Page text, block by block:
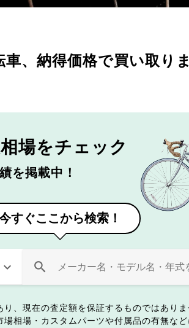
、 納得価格で買い取り
場をチェック
を掲載中！
すぐここから検索！
、現在の査定額を保証するものではありま
相場・カスタムパーツや付属品の有無など